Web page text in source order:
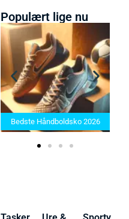
Populært lige nu
Bedste Håndboldsko 2026